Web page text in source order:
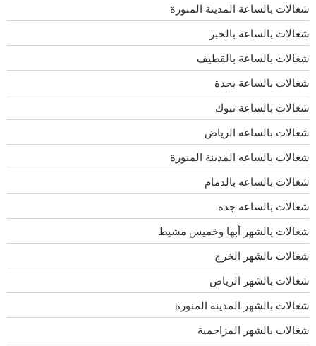
شغالات بالساعة المدينة المنورة
شغالات بالساعة بالخبر
شغالات بالساعة بالقطيف
شغالات بالساعة بجدة
شغالات بالساعة تبوك
شغالات بالساعه الرياض
شغالات بالساعه المدينة المنورة
شغالات بالساعه بالدمام
شغالات بالساعه جده
شغالات بالشهر أبها وخميس مشيط
شغالات بالشهر الخرج
شغالات بالشهر الرياض
شغالات بالشهر المدينة المنورة
شغالات بالشهر المزاحمية